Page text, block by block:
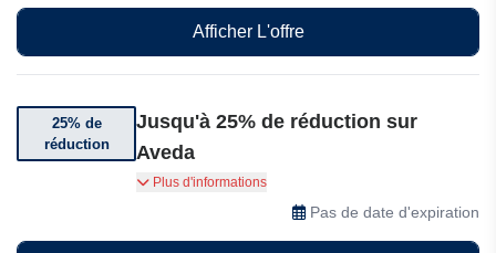
Afficher L'offre
25% de
réduction
Jusqu'à 25% de réduction sur
Aveda
Bénéficiez de jusqu'à 25% de réduction sur une
Plus d'informations
Pas de date d'expiration